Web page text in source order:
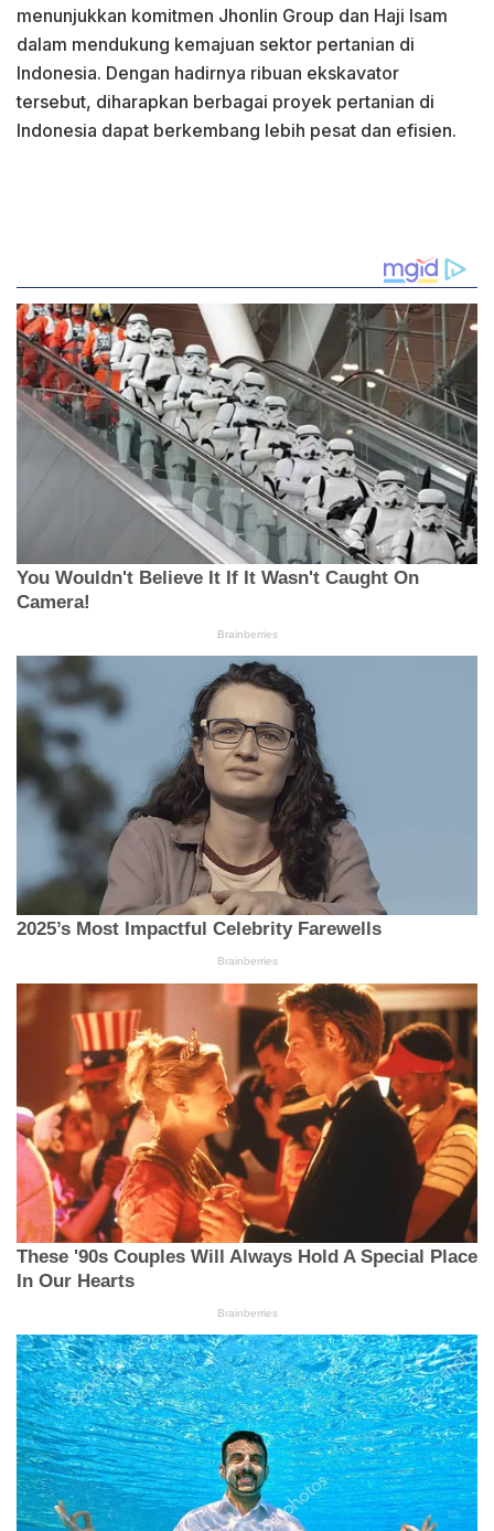
menunjukkan komitmen Jhonlin Group dan Haji Isam
dalam mendukung kemajuan sektor pertanian di
Indonesia. Dengan hadirnya ribuan ekskavator
tersebut, diharapkan berbagai proyek pertanian di
Indonesia dapat berkembang lebih pesat dan efisien.